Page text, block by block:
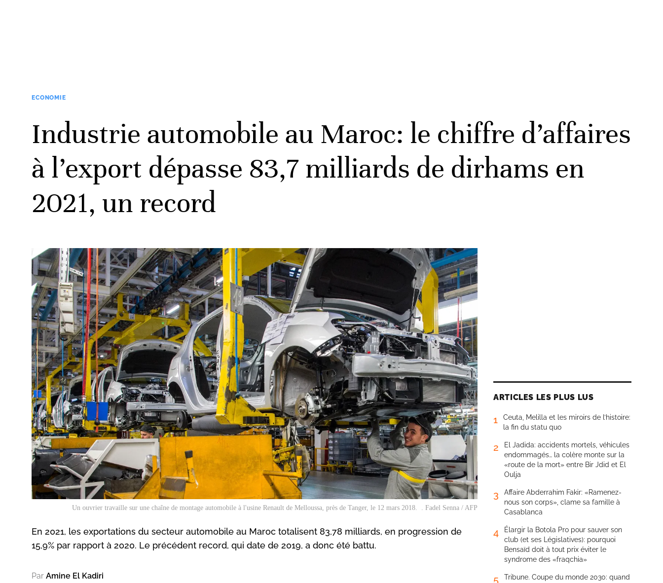
ECONOMIE
Industrie automobile au Maroc: le chiffre d’affaires
à l’export dépasse 83,7 milliards de dirhams en
2021, un record
Un ouvrier travaille sur une chaîne de montage automobile à l'usine Renault de Melloussa, près de Tanger, le 12 mars 2018. . Fadel Senna / AFP
En 2021, les exportations du secteur automobile au Maroc totalisent 83,78 milliards, en progression de
15,9% par rapport à 2020. Le précédent record, qui date de 2019, a donc été battu.
Par Amine El Kadiri
ARTICLES LES PLUS LUS
1
Ceuta, Melilla et les miroirs de l’histoire:
la fin du statu quo
2
El Jadida: accidents mortels, véhicules
endommagés… la colère monte sur la
«route de la mort» entre Bir Jdid et El
Oulja
3
Affaire Abderrahim Fakir: «Ramenez-
nous son corps», clame sa famille à
Casablanca
4
Élargir la Botola Pro pour sauver son
club (et ses Législatives): pourquoi
Bensaïd doit à tout prix éviter le
syndrome des «fraqchia»
5
Tribune. Coupe du monde 2030: quand